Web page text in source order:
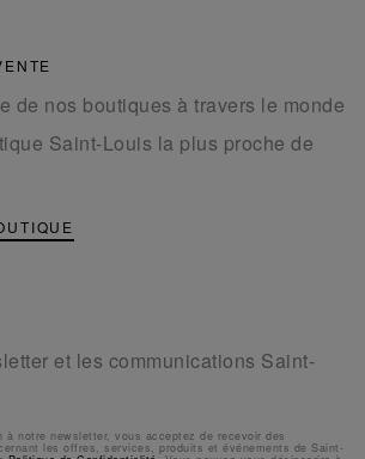
de nos boutiques à travers le monde
Saint-Louis la plus proche de
et les communications Saint-
à notre newsletter, vous acceptez de recevoir des
les offres, services, produits et événements de Saint-